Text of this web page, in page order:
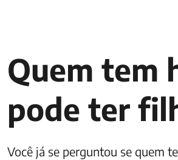
Quem tem
pode ter
Você já se perguntou se quem